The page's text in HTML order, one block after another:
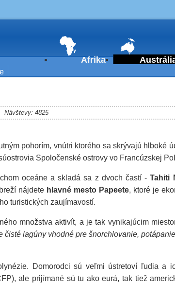
Afrika
Návštevy: 4825
pohorím, vnútri ktorého sa skrývajú
Spoločenské ostrovy vo Francúzskej
oceáne a skladá sa z dvoch častí -Tahiti
nájdete hlavné mesto Papeete, ktoré je
turistických zaujímavostí.
množstva aktivít, a je tak vynikajúcim
lagúny vhodné pre šnorchlovanie,
Domorodci sú veľmi ústretoví ľudia
ale prijímané sú tu ako eurá, tak tiež